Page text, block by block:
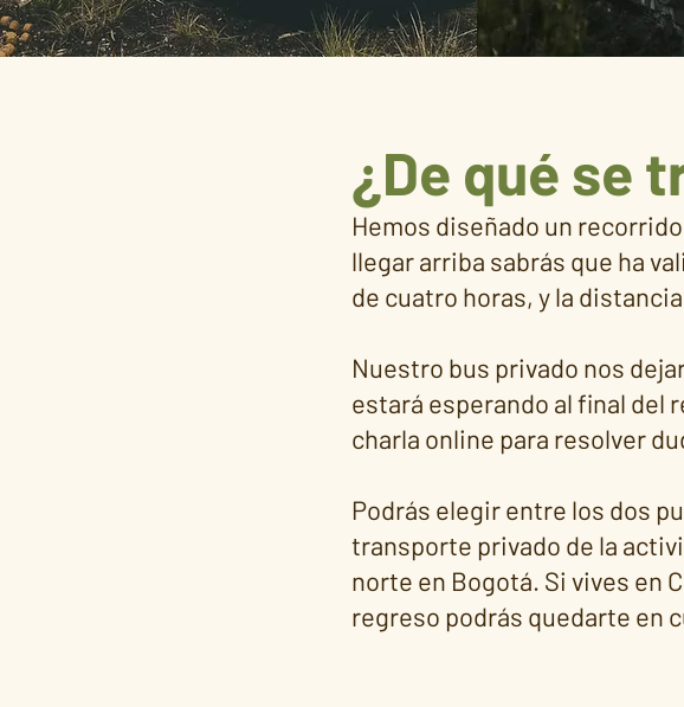
¿De qué se
Hemos diseñado un
llegar arriba sabrás que ha
de cuatro horas, y la
Nuestro bus privado nos
estará esperando al final del
charla online para resolver
Podrás elegir entre los dos
transporte privado de la
norte en Bogotá. Si vives en
regreso podrás quedarte en